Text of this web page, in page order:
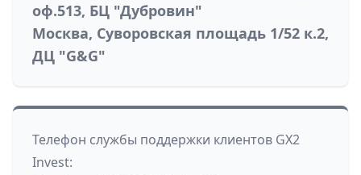
оф.513, БЦ "Дубровин"
Москва, Суворовская площадь 1/52 к.2,
ДЦ "G&G"
Телефон службы поддержки клиентов GX2
Invest: